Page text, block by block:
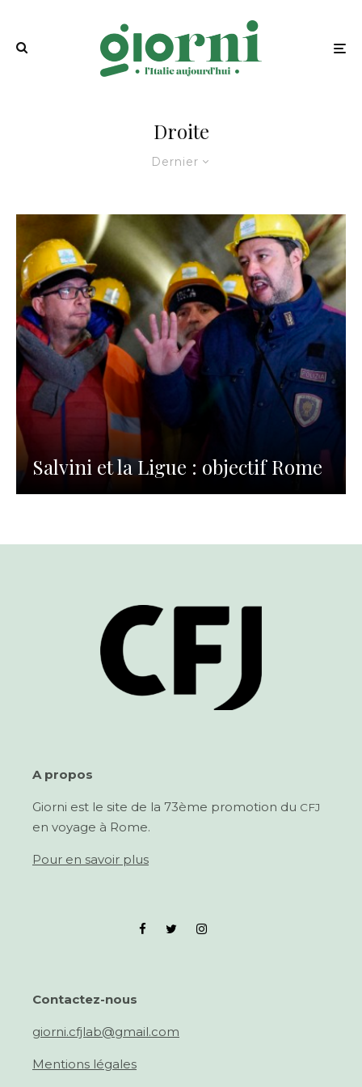
Dernier
Droite
Salvini et la Ligue : objectif Rome
A pro­pos
Giorni est le site de la 73ème pro­mo­tion du CFJ
en voy­age à Rome.
Pour en savoir plus
Con­tactez-nous
giorni.cfjlab@gmail.com
Men­tions légales